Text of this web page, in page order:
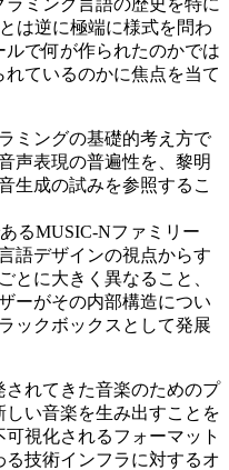
は逆に極端に様式を問わ
で何が作られたのかでは
ているのかに焦点を当て
ミングの基礎的考え方で
声表現の普遍性を、黎明
生成の試みを参照するこ
るMUSIC-Nファミリー
語デザインの視点からす
とに大きく異なること、
ーがその内部構造につい
ックボックスとして発展
されてきた音楽のためのプ
い音楽を生み出すことを
視化されるフォーマット
技術インフラに対するオ